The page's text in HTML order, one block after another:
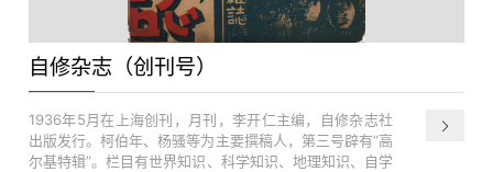
自修杂志（创刊号）
1936年5月在上海创刊，月刊，李开仁主编，自修杂志社
出版发行。柯伯年、杨骚等为主要撰稿人，第三号辟有“高
尔基特辑”。栏目有世界知识、科学知识、地理知识、自学